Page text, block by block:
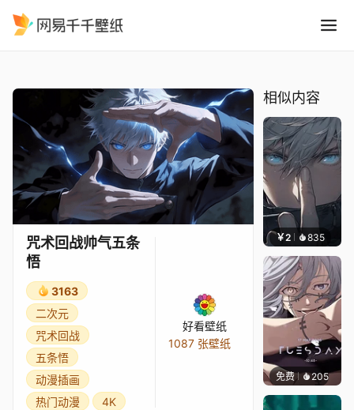
咒术回战帅气五条
悟
3163
二次元
咒术回战
五条悟
动漫插画
热门动漫
4K
好看壁纸
1087 张壁纸
相似内容
￥2 835
免费 205
｡